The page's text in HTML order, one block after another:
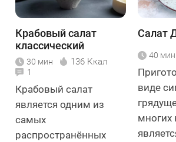
Крабовый салат
классический
30 мин 136 Ккал
1
Крабовый салат
является одним из
самых
распространённых
Салат
40 мин
виде
многих